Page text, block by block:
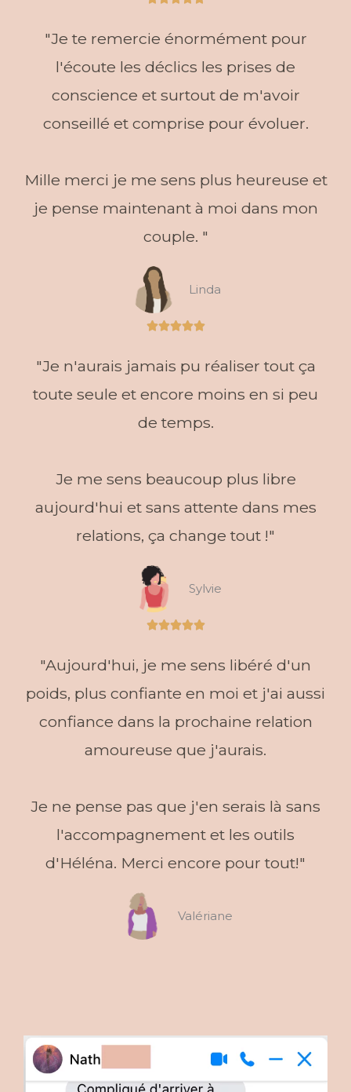
sur
"Je te remercie énormément pour
l'écoute les déclics les prises de
conscience et surtout de m'avoir
conseillé et comprise pour évoluer.
Mille merci je me sens plus heureuse et
je pense maintenant à moi dans mon
couple. "
Linda
Noté
sur
"Je n'aurais jamais pu réaliser tout ça
toute seule et encore moins en si peu
de temps.
Je me sens beaucoup plus libre
aujourd'hui et sans attente dans mes
relations, ça change tout !"
Sylvie
Noté
sur
"Aujourd'hui, je me sens libéré d'un
poids, plus confiante en moi et j'ai aussi
confiance dans la prochaine relation
amoureuse que j'aurais.
Je ne pense pas que j'en serais là sans
l'accompagnement et les outils
d'Héléna. Merci encore pour tout!"
Valériane